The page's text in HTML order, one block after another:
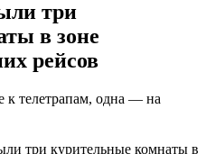
три
в зоне
рейсов
к телетрапам, одна — на
три курительные комнаты в